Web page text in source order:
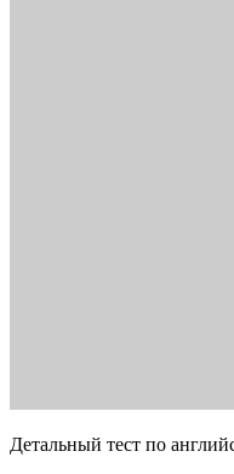
Детальный тест по